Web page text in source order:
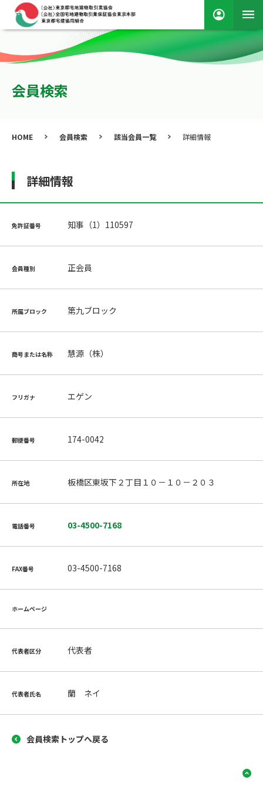
会員検索
HOME 会員検索 該当会員一覧 詳細情報
詳細情報
免許証番号 知事（1）110597
会員種別 正会員
所属ブロック 第九ブロック
商号または名称 慧源（株）
フリガナ エゲン
郵便番号 174-0042
所在地 板橋区東坂下２丁目１０－１０－２０３
電話番号 03-4500-7168
FAX番号 03-4500-7168
ホームページ
代表者区分 代表者
代表者氏名 蘭 ネイ
会員検索トップへ戻る